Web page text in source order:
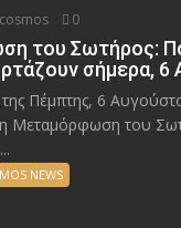
cosmos 0
του Σωτήρος:
σήμερα, 6
Πέμπτης, 6
Μεταμόρφωση του
NEWS